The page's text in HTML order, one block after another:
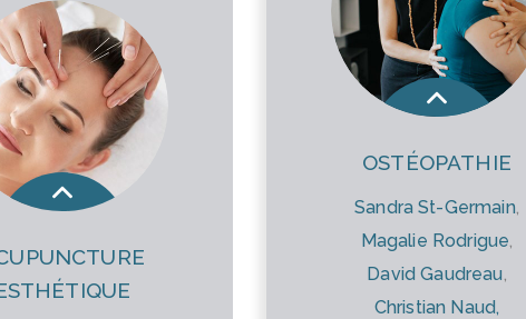
OSTÉOPATHIE
Sandra St-Germain,
Magalie Rodrigue,
David Gaudreau,
Christian Naud,